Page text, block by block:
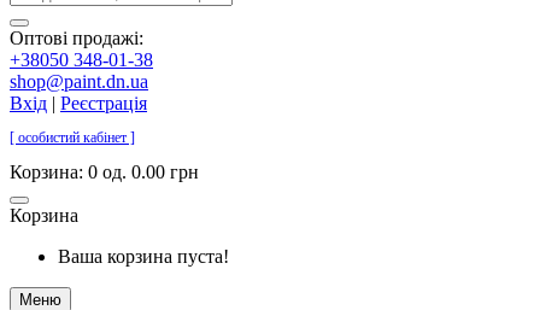
Оптові продажі:
+38050 348-01-38
shop@paint.dn.ua
Вхід | Реєстрація
[ особистий кабінет ]
Корзина: 0 од. 0.00 грн
Корзина
Ваша корзина пуста!
Меню